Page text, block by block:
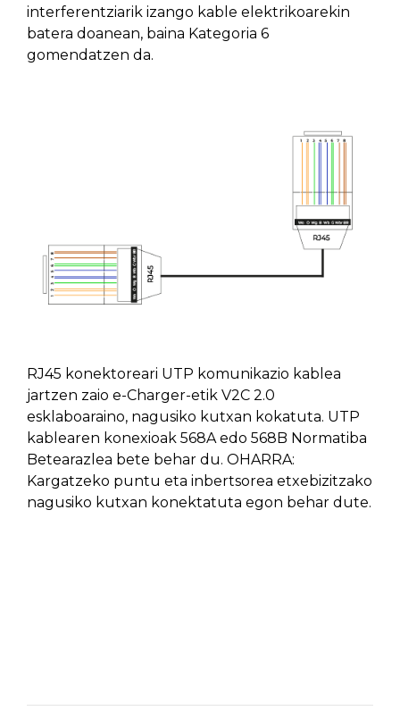
interferentziarik izango kable elektrikoarekin
batera doanean, baina Kategoria 6
gomendatzen da.
RJ45 konektoreari UTP komunikazio kablea
jartzen zaio e-Charger-etik V2C 2.0
esklaboaraino, nagusiko kutxan kokatuta. UTP
kablearen konexioak 568A edo 568B Normatiba
Betearazlea bete behar du. OHARRA:
Kargatzeko puntu eta inbertsorea etxebizitzako
nagusiko kutxan konektatuta egon behar dute.